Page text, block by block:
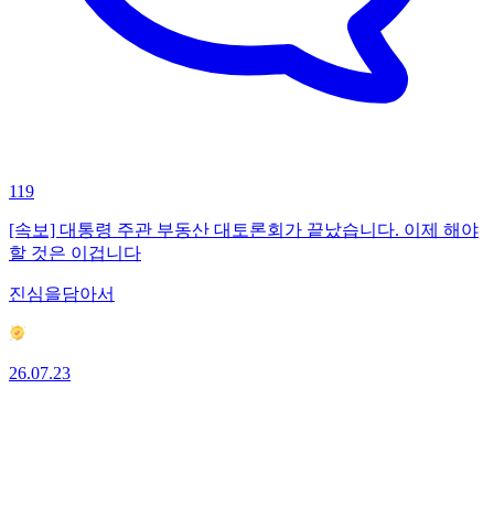
119
[속보] 대통령 주관 부동산 대토론회가 끝났습니다. 이제 해야
할 것은 이겁니다
진심을담아서
26.07.23